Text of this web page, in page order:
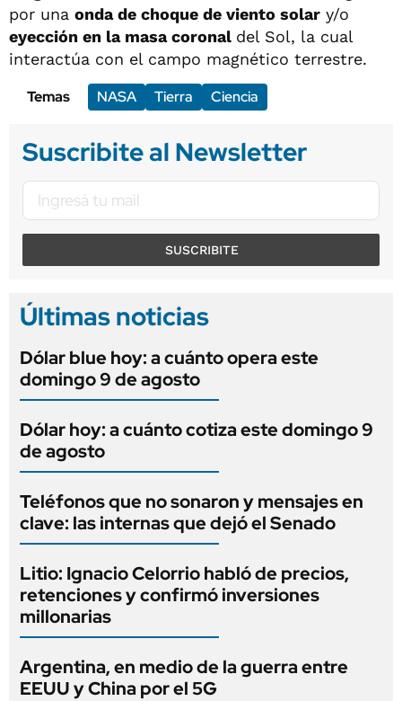
por una onda de choque de viento solar y/o
eyección en la masa coronal del Sol, la cual
interactúa con el campo magnético terrestre.
Temas
NASA Tierra Ciencia
Suscribite al Newsletter
SUSCRIBITE
Últimas noticias
Dólar blue hoy: a cuánto opera este
domingo 9 de agosto
Dólar hoy: a cuánto cotiza este domingo 9
de agosto
Teléfonos que no sonaron y mensajes en
clave: las internas que dejó el Senado
Litio: Ignacio Celorrio habló de precios,
retenciones y confirmó inversiones
millonarias
Argentina, en medio de la guerra entre
EEUU y China por el 5G